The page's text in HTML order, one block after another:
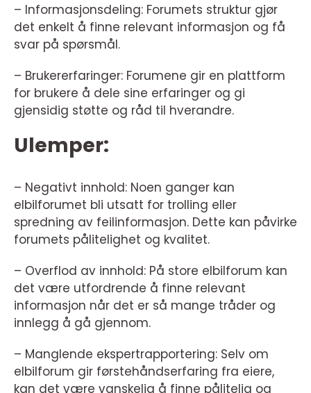
– Informasjonsdeling: Forumets struktur gjør
det enkelt å finne relevant informasjon og få
svar på spørsmål.
– Brukererfaringer: Forumene gir en plattform
for brukere å dele sine erfaringer og gi
gjensidig støtte og råd til hverandre.
Ulemper:
– Negativt innhold: Noen ganger kan
elbilforumet bli utsatt for trolling eller
spredning av feilinformasjon. Dette kan påvirke
forumets pålitelighet og kvalitet.
– Overflod av innhold: På store elbilforum kan
det være utfordrende å finne relevant
informasjon når det er så mange tråder og
innlegg å gå gjennom.
– Manglende ekspertrapportering: Selv om
elbilforum gir førstehåndserfaring fra eiere,
kan det være vanskelig å finne pålitelig og